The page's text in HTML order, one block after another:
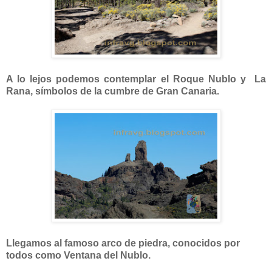
A lo lejos podemos contemplar el Roque Nublo y La
Rana, símbolos de la cumbre de Gran Canaria.
Llegamos al famoso arco de piedra, conocidos por
todos como Ventana del Nublo.